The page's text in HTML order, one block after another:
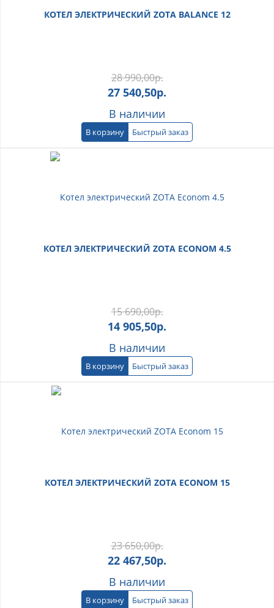
КОТЕЛ ЭЛЕКТРИЧЕСКИЙ ZOTA BALANCE 12
28 990,00р.
27 540,50р.
В наличии
В корзину Быстрый заказ
КОТЕЛ ЭЛЕКТРИЧЕСКИЙ ZOTA ECONOM 4.5
15 690,00р.
14 905,50р.
В наличии
В корзину Быстрый заказ
КОТЕЛ ЭЛЕКТРИЧЕСКИЙ ZOTA ECONOM 15
23 650,00р.
22 467,50р.
В наличии
В корзину Быстрый заказ